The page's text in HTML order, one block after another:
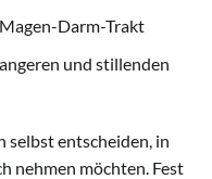
Darm-Trakt
und stillenden
selbst entscheiden, in
nehmen möchten. Fest